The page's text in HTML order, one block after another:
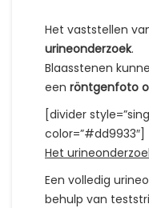
Het vaststellen
urineonderzoek.
Blaasstenen
een röntgenfoto
[divider
color=”#dd9933″]
Het
Een volledig
behulp van